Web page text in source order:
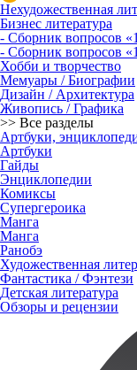
Нехудожественная
Бизнес литература
- Сборник вопросов
- Сборник вопросов
Хобби и творчество
Мемуары / Биографии
Дизайн / Архитектура
Живопись / Графика
>> Все разделы
Артбуки,
Артбуки
Гайды
Энциклопедии
Комиксы
Супергероика
Манга
Манга
Ранобэ
Художественная
Фантастика / Фэнтези
Детская литература
Обзоры и рецензии